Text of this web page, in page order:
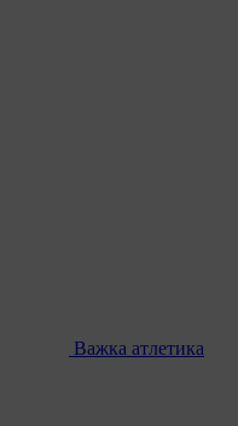
Важка атлетика